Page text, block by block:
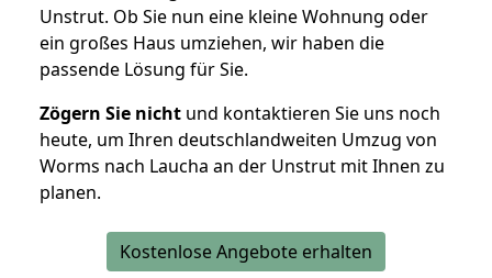
Unstrut. Ob Sie nun eine kleine Wohnung oder
ein großes Haus umziehen, wir haben die
passende Lösung für Sie.
Zögern Sie nicht und kontaktieren Sie uns noch
heute, um Ihren deutschlandweiten Umzug von
Worms nach Laucha an der Unstrut mit Ihnen zu
planen.
Kostenlose Angebote erhalten